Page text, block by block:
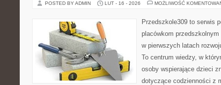
POSTED BY ADMIN LUT - 16 - 2026 MOŻLIWOŚĆ
Przedszkole309 to serwis
placówkom
w pierwszych latach
To centrum wiedzy, w
osoby wspierające dzieci
dotyczące codzienności z